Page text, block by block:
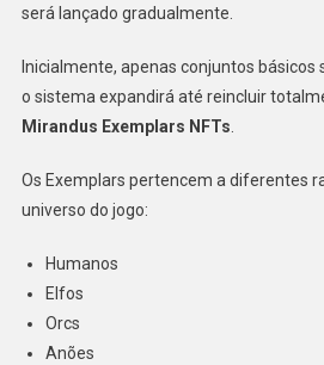
será lançado gradualmente.
Inicialmente, apenas conjuntos básicos
o sistema expandirá até reincluir
Mirandus Exemplars NFTs
Os Exemplars pertencem a diferentes
universo do jogo:
Humanos
Elfos
Orcs
Anões